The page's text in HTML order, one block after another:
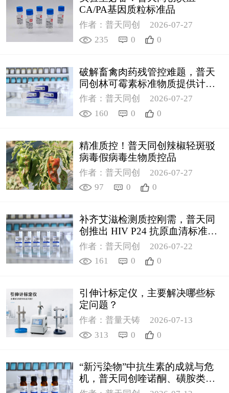
CA/PA基因质粒标准品
作者：普天同创
2026-07-27
235
0 0
破解畜禽肉药残管控难题，普天
同创林可霉素标准物质提供计量
支撑
作者：普天同创
2026-07-27
160
0 0
精准质控！普天同创辣椒轻斑驳
病毒假病毒生物质控品
作者：普天同创
2026-07-27
97
0 0
补齐艾滋检测质控刚需，普天同
创推出 HIV P24 抗原血清标准物
质
作者：普天同创
2026-07-22
161
0 0
引伸计标定仪，主要解决哪些标
定问题？
作者：普量天铸
2026-07-13
313
0 0
“新污染物”中抗生素的成就与危
机，普天同创喹诺酮、磺胺类质
控新品筑牢环境安全防线